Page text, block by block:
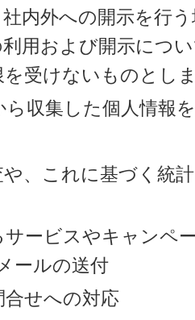
内外への開示を行
用および開示につ
受けないものとし
ら収集した個人情報
、これに基づく統
サービスやキャンペ
ールの送付
せへの対応